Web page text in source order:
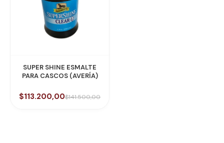
SUPER SHINE ESMALTE
PARA CASCOS (AVERÍA)
$113.200,00$141.500,00